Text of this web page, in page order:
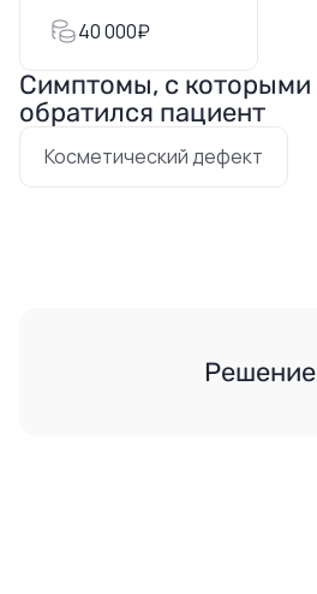
40 000₽
Симптомы, с которыми
обратился пациент
Косметический дефект
Решение